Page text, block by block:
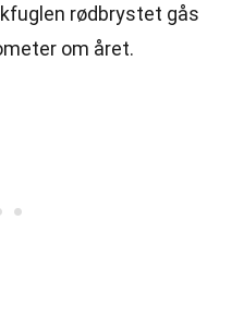
rødbrystet gås
om året.